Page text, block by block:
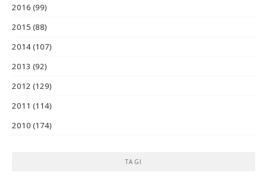
2016 (99)
2015 (88)
2014(107)
2013 (92)
2012 (129)
2011 (114)
2010 (174)
TAGI